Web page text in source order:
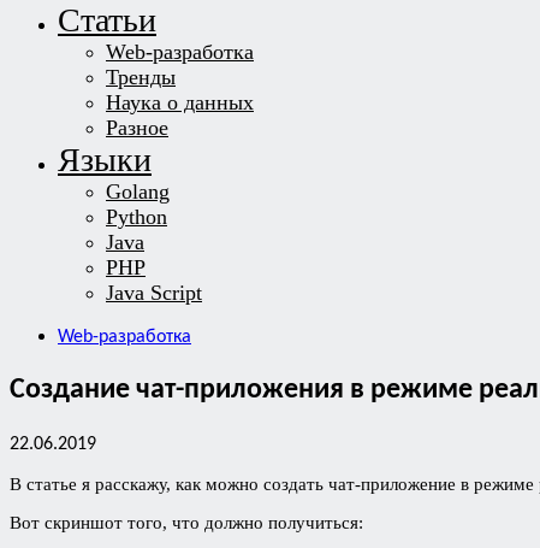
Статьи
Web-разработка
Тренды
Наука о данных
Разное
Языки
Golang
Python
Java
PHP
Java Script
Web-разработка
Создание чат-приложения в режиме
22.06.2019
В статье я расскажу, как можно создать чат-приложение в
Вот скриншот того, что должно получиться: